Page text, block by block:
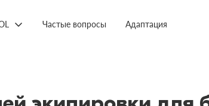
Частые вопросы Адаптация